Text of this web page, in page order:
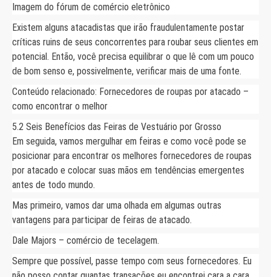
Imagem do fórum de comércio eletrônico
Existem alguns atacadistas que irão fraudulentamente postar
críticas ruins de seus concorrentes para roubar seus clientes em
potencial. Então, você precisa equilibrar o que lê com um pouco
de bom senso e, possivelmente, verificar mais de uma fonte.
Conteúdo relacionado: Fornecedores de roupas por atacado –
como encontrar o melhor
5.2 Seis Benefícios das Feiras de Vestuário por Grosso
Em seguida, vamos mergulhar em feiras e como você pode se
posicionar para encontrar os melhores fornecedores de roupas
por atacado e colocar suas mãos em tendências emergentes
antes de todo mundo.
Mas primeiro, vamos dar uma olhada em algumas outras
vantagens para participar de feiras de atacado.
Dale Majors – comércio de tecelagem.
Sempre que possível, passe tempo com seus fornecedores. Eu